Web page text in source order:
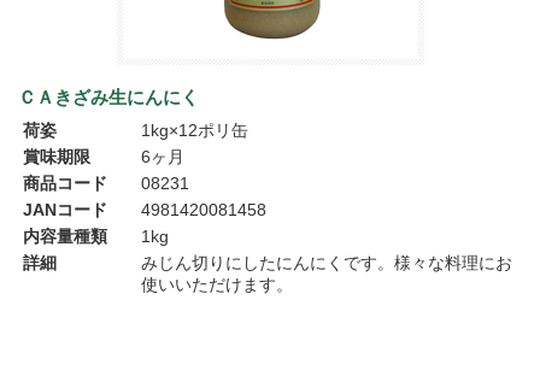
ＣＡきざみ生にんにく
荷姿
1kg×12ポリ缶
賞味期限
6ヶ月
商品コード
08231
JANコード
4981420081458
内容量種類
1kg
詳細
みじん切りにしたにんにくです。様々な料理にお
使いいただけます。